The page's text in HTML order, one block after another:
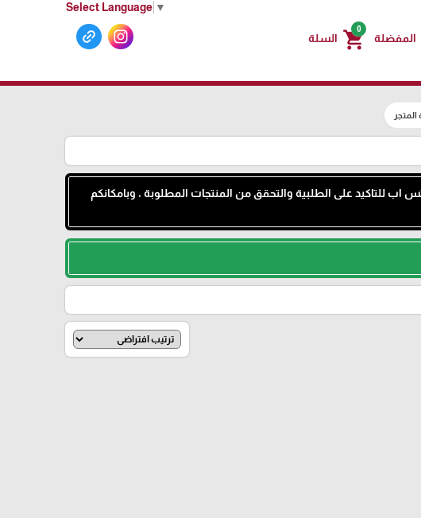
Select Language ▼
المفضلة
0
shopping_cart السلة
اب للتاكيد على الطلبية والتحقق من المنتجات المطلوبة ، وبامكانكم